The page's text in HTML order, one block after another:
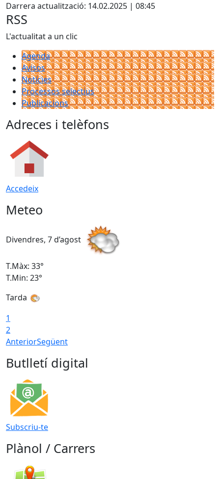
Darrera actualització: 14.02.2025 | 08:45
RSS
L'actualitat a un clic
Agenda
Avisos
Notícies
Processos selectius
Publicacions
Adreces i telèfons
Accedeix
Meteo
Divendres, 7 d’agost
T.Màx: 33°
T.Min: 23°
Tarda
1
2
AnteriorSegüent
Butlletí digital
Subscriu-te
Plànol / Carrers